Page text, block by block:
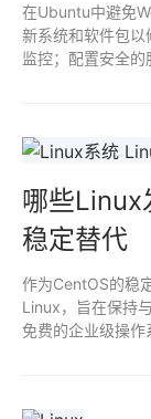
在Ubuntu中避免
新系统和软件包
监控；配置安全
哪些Linux
稳定替代
作为CentOS的稳
Linux，旨在保持
免费的企业级操